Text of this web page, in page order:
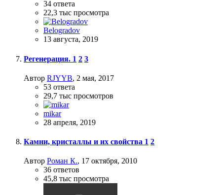
34 ответа
22,3 тыс просмотра
Belogradov
13 августа, 2019
Регенерация. 1 2 3
Автор RJYYB, 2 мая, 2017
53 ответа
29,7 тыс просмотров
mikar
28 апреля, 2019
Камни, кристаллы и их свойства 1 2
Автор Роман К., 17 октября, 2010
36 ответов
45,8 тыс просмотра